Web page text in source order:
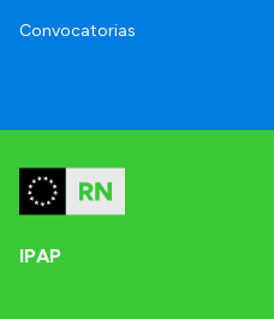
Convocatorias
IPAP